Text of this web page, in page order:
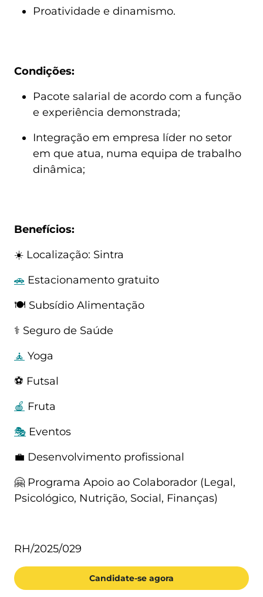
Proatividade e dinamismo.
Condições:
Pacote salarial de acordo com a função
e experiência demonstrada;
Integração em empresa líder no setor
em que atua, numa equipa de trabalho
dinâmica;
Benefícios:
☀️ Localização: Sintra
🚗 Estacionamento gratuito
🍽️ Subsídio Alimentação
⚕️ Seguro de Saúde
🧘 Yoga
⚽ Futsal
🍎 Fruta
🎭 Eventos
💼 Desenvolvimento profissional
🤗 Programa Apoio ao Colaborador (Legal,
Psicológico, Nutrição, Social, Finanças)
RH/2025/029
Candidate-se agora